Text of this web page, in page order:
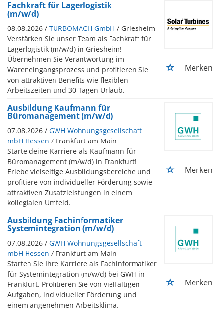
Fachkraft für Lagerlogistik
(m/w/d)
08.08.2026 / TURBOMACH GmbH / Griesheim
Verstärken Sie unser Team als Fachkraft für
Lagerlogistik (m/w/d) in Griesheim!
Übernehmen Sie Verantwortung im
Wareneingangsprozess und profitieren Sie
von attraktiven Benefits wie flexiblen
Arbeitszeiten und 30 Tagen Urlaub.
Merken
Ausbildung Kaufmann für
Büromanagement (m/w/d)
07.08.2026 / GWH Wohnungsgesellschaft
mbH Hessen / Frankfurt am Main
Starte deine Karriere als Kaufmann für
Büromanagement (m/w/d) in Frankfurt!
Erlebe vielseitige Ausbildungsbereiche und
profitiere von individueller Förderung sowie
attraktiven Zusatzleistungen in einem
kollegialen Umfeld.
Merken
Ausbildung Fachinformatiker
Systemintegration (m/w/d)
07.08.2026 / GWH Wohnungsgesellschaft
mbH Hessen / Frankfurt am Main
Starten Sie Ihre Karriere als Fachinformatiker
für Systemintegration (m/w/d) bei GWH in
Frankfurt. Profitieren Sie von vielfältigen
Aufgaben, individueller Förderung und
einem angenehmen Arbeitsklima.
Merken